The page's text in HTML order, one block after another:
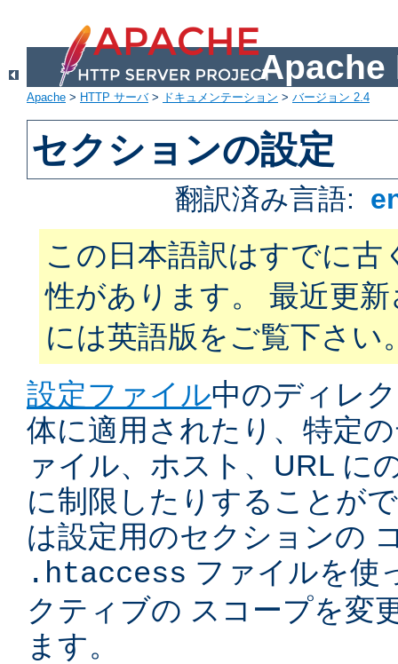
Apache
Apache > HTTP サーバ> ドキュメンテーション > バージョン 2.4
セクションの設定
翻訳済み言語:
この日本語訳はすでに古
性があります。 最近更
には英語版をご覧下さい
設定ファイル中のディレ
体に適用されたり、特定
ァイル、ホスト、URL に
に制限したりすることが
は設定用のセクションの
.htaccess ファイルを使
クティブの スコープを変
ます。